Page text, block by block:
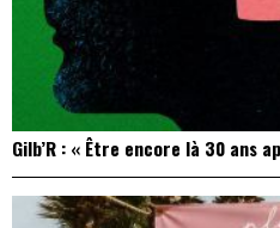
Gilb’R : « Être encore là 30 ans